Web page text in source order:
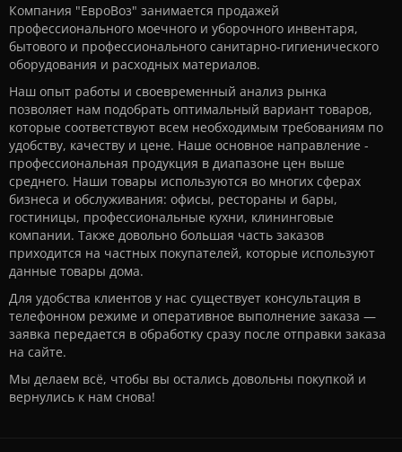
Компания "ЕвроВоз" занимается продажей
профессионального моечного и уборочного инвентаря,
бытового и профессионального санитарно-гигиенического
оборудования и расходных материалов.
Наш опыт работы и своевременный анализ рынка
позволяет нам подобрать оптимальный вариант товаров,
которые соответствуют всем необходимым требованиям по
удобству, качеству и цене. Наше основное направление -
профессиональная продукция в диапазоне цен выше
среднего. Наши товары используются во многих сферах
бизнеса и обслуживания: офисы, рестораны и бары,
гостиницы, профессиональные кухни, клининговые
компании. Также довольно большая часть заказов
приходится на частных покупателей, которые используют
данные товары дома.
Для удобства клиентов у нас существует консультация в
телефонном режиме и оперативное выполнение заказа —
заявка передается в обработку сразу после отправки заказа
на сайте.
Мы делаем всё, чтобы вы остались довольны покупкой и
вернулись к нам снова!